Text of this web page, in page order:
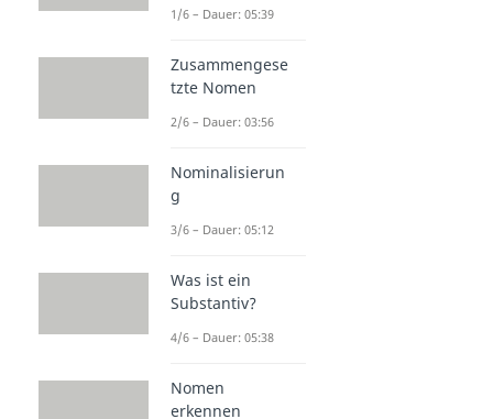
1/6 – Dauer: 05:39
Zusammengese
tzte Nomen
2/6 – Dauer: 03:56
Nominalisierun
g
3/6 – Dauer: 05:12
Was ist ein
Substantiv?
4/6 – Dauer: 05:38
Nomen
erkennen